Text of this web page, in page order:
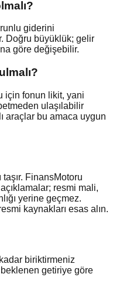
giderini
Doğru büyüklük; gelir
göre değişebilir.
için fonun likit, yani
ulaşılabilir
araçlar bu amaca uygun
FinansMotoru
resmi mali,
yerine geçmez.
kaynakları esas alın.
biriktirmeniz
getiriye göre